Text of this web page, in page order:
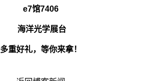
e7馆7406
海洋光学展台
多重好礼，等你来拿！